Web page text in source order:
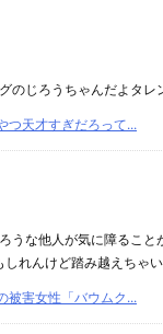
のじろうちゃんだよタレ
つ天才すぎだろって...
うな他人が気に障ること
しれんけど踏み越えちゃ
被害女性「バウムク...